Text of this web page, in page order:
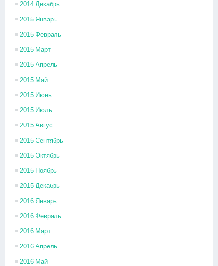
2014 Декабрь
2015 Январь
2015 Февраль
2015 Март
2015 Апрель
2015 Май
2015 Июнь
2015 Июль
2015 Август
2015 Сентябрь
2015 Октябрь
2015 Ноябрь
2015 Декабрь
2016 Январь
2016 Февраль
2016 Март
2016 Апрель
2016 Май